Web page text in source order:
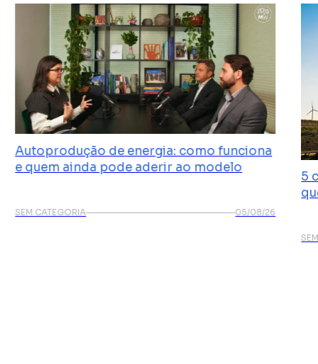
Autoprodução de energia: como funciona
e quem ainda pode aderir ao modelo
SEM CATEGORIA 05/08/26
5